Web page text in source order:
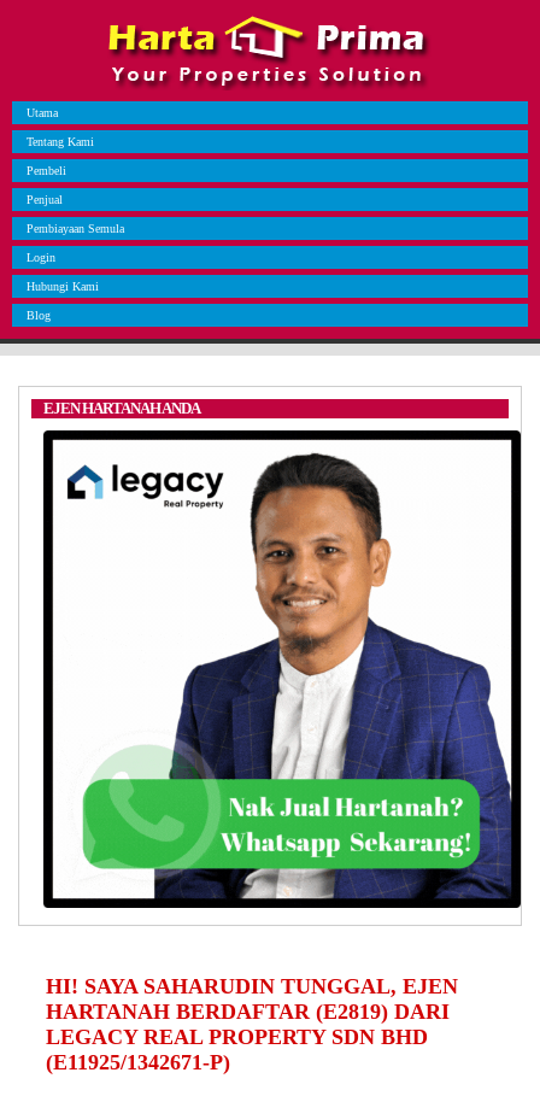
Utama
Tentang Kami
Pembeli
Penjual
Pembiayaan Semula
Login
Hubungi Kami
Blog
EJEN HARTANAH ANDA
HI! SAYA SAHARUDIN TUNGGAL, EJEN
HARTANAH BERDAFTAR (E2819) DARI
LEGACY REAL PROPERTY SDN BHD
(E11925/1342671-P)